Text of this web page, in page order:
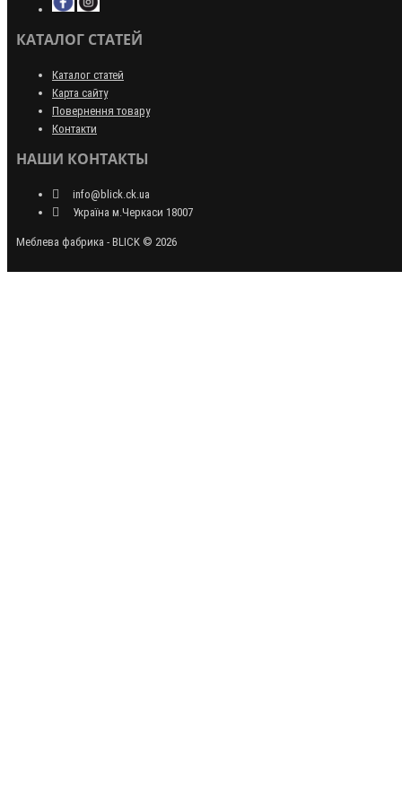
КАТАЛОГ СТАТЕЙ
Каталог статей
Карта сайту
Повернення товару
Контакти
НАШИ КОНТАКТЫ
info@blick.ck.ua
Україна м.Черкаси 18007
Меблева фабрика - BLICK © 2026